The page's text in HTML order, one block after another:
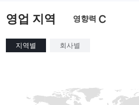
영업 지역 영향력 C
지역별 회사별